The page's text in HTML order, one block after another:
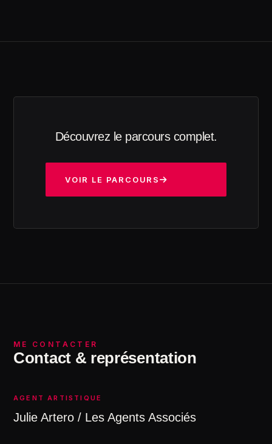
Découvrez le parcours complet.
VOIR LE PARCOURS
ME CONTACTER
Contact & représentation
AGENT ARTISTIQUE
Julie Artero / Les Agents Associés